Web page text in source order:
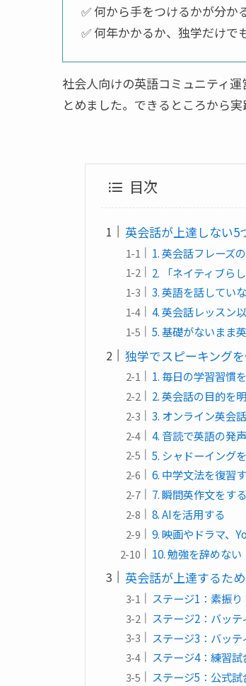
✅ 何から手をつけるかが分か
✅ 何年かかるか、独学だけで
社会人向けの英語コミュニティ
とめました。できるところから実
目次
英会話が上達しない5
1. 英会話フレーズ
2. 「ネイティブら
3. 英語を話してい
4. 英会話レッスン
5. 基礎がないまま
独学でスピーキング
1. 毎日の学習習慣
2. 英会話の目的を
3. オンライン英会
4. 音読で英語の発
5. シャドーイング
6. 中学文法を復習
7. 瞬間英作文をする
8. AIを活用する
9. 映画やドラマ、
10. 勉強を辞めない
英会話が上達するた
ステージ1：素振
ステージ2：バッ
ステージ3：バッテ
ステージ4：練習試
ステージ5：公式試